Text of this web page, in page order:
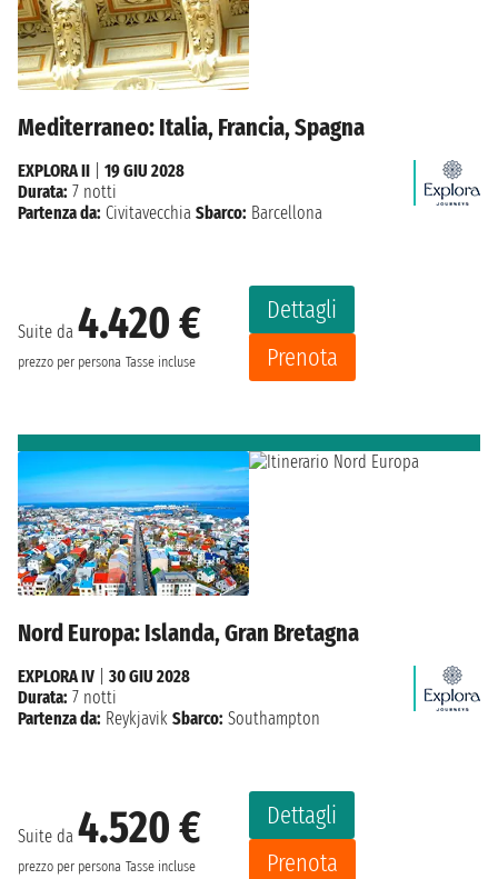
Mediterraneo: Italia, Francia, Spagna
Suite da 4.420 €
prezzo per persona Tasse incluse
Dettagli
Prenota
EXPLORA II
19 GIU 2028
Durata: 7 notti
Partenza da: Civitavecchia Sbarco: Barcellona
Nord Europa: Islanda, Gran Bretagna
Suite da 4.520 €
prezzo per persona Tasse incluse
Dettagli
Prenota
EXPLORA IV
30 GIU 2028
Durata: 7 notti
Partenza da: Reykjavik Sbarco: Southampton